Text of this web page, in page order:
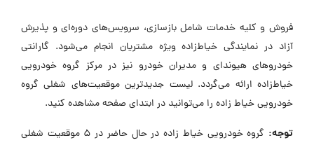
فروش و کلیه خدمات شامل بازسازی، سرویس‌های دوره‌ای و پذیرش
آزاد در نمایندگی خیاط‌زاده ویژه مشتریان انجام می‌شود. گارانتی
خودروهای هیوندای و مدیران خودرو نیز در مرکز گروه خودرویی
خیاط‌زاده ارائه می‌گردد. لیست جدیدترین موقعیت‌های شغلی گروه
خودرویی خیاط زاده را می‌توانید در ابتدای صفحه مشاهده کنید.
توجه:
گروه خودرویی خیاط زاده در حال حاضر در ۵ موقعیت شغلی